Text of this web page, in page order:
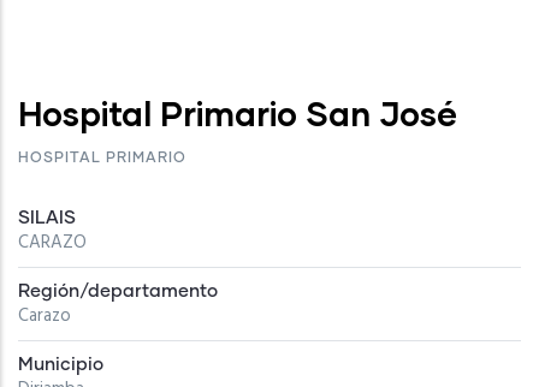
Hospital Primario San José
HOSPITAL PRIMARIO
SILAIS
CARAZO
Región/departamento
Carazo
Municipio